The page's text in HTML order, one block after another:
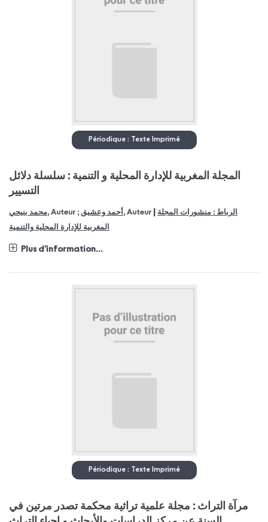
Périodique : Texte Imprimé
المجلة المغربية للإدارة المحلية و التنمية : سلسلة دلائل
التسيير
محمد بنيحي, Auteur ; أحمد وعشيق , Auteur
الرباط : منشورات المجلة
المغربية للإدارة المحلية والتنمية
Plus d'information...
Périodique : Texte Imprimé
مرآة التراث : مجلة علمية تراثية محكمة تصدر مرتين في